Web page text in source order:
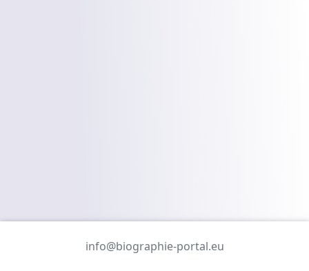
info@biographie-portal.eu